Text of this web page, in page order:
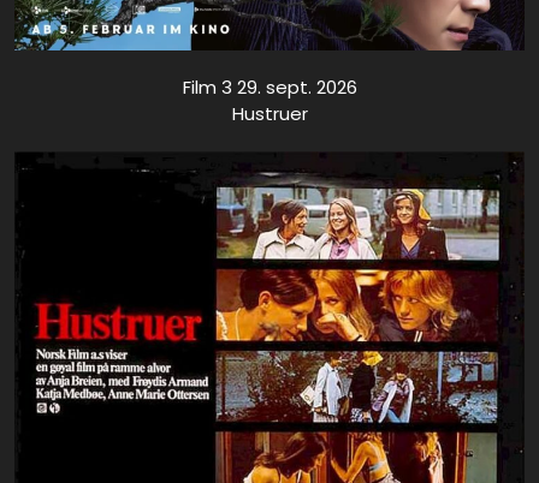
Film 3 29. sept. 2026
Hustruer